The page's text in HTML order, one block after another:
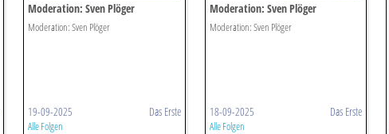
Moderation: Sven Plöger
Moderation: Sven Plöger
19-09-2025 Das Erste
Alle Folgen
Moderation: Sven Plöger
Moderation: Sven Plöger
18-09-2025 Das Erste
Alle Folgen